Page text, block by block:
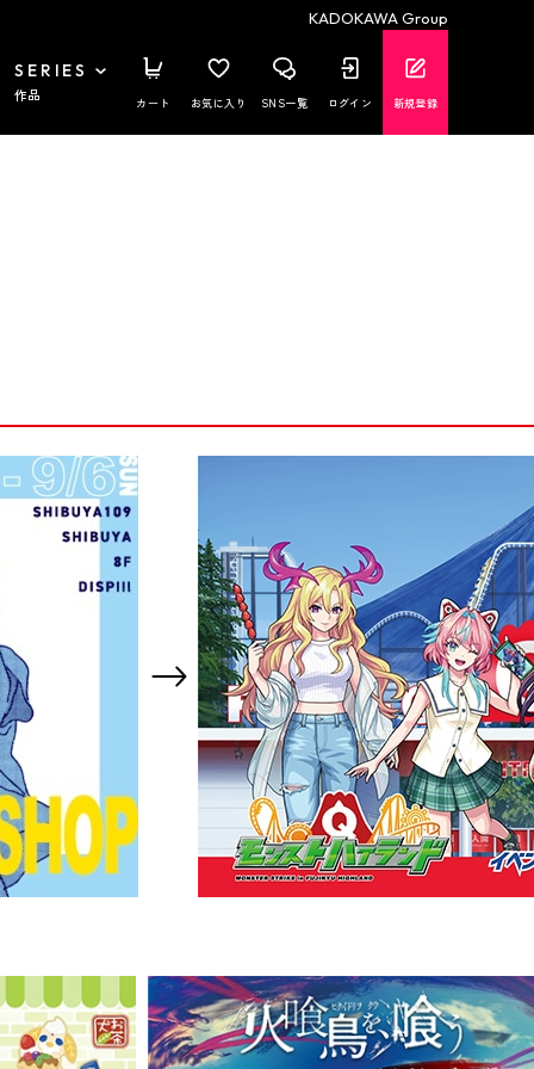
KADOKAWA Group
SERIES
作品 カート お気に入り SNS一覧 ログイン 新規登録